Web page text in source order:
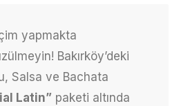
yapmakta
Bakırköy’deki
Salsa ve Bachata
Latin” paketi altında